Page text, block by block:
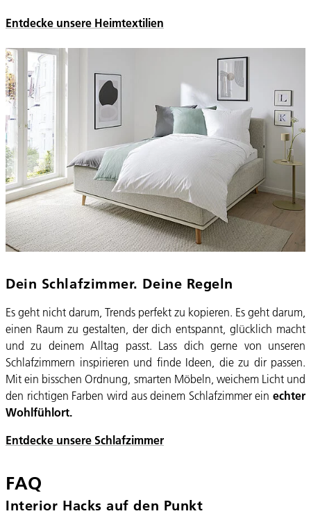
Entdecke unsere Heimtextilien
Dein Schlafzimmer. Deine Regeln
Es geht nicht darum, Trends perfekt zu kopieren. Es geht darum,
einen Raum zu gestalten, der dich entspannt, glücklich macht
und zu deinem Alltag passt. Lass dich gerne von unseren
Schlafzimmern inspirieren und finde Ideen, die zu dir passen.
Mit ein bisschen Ordnung, smarten Möbeln, weichem Licht und
den richtigen Farben wird aus deinem Schlafzimmer ein echter
Wohlfühlort.
Entdecke unsere Schlafzimmer
FAQ
Interior Hacks auf den Punkt